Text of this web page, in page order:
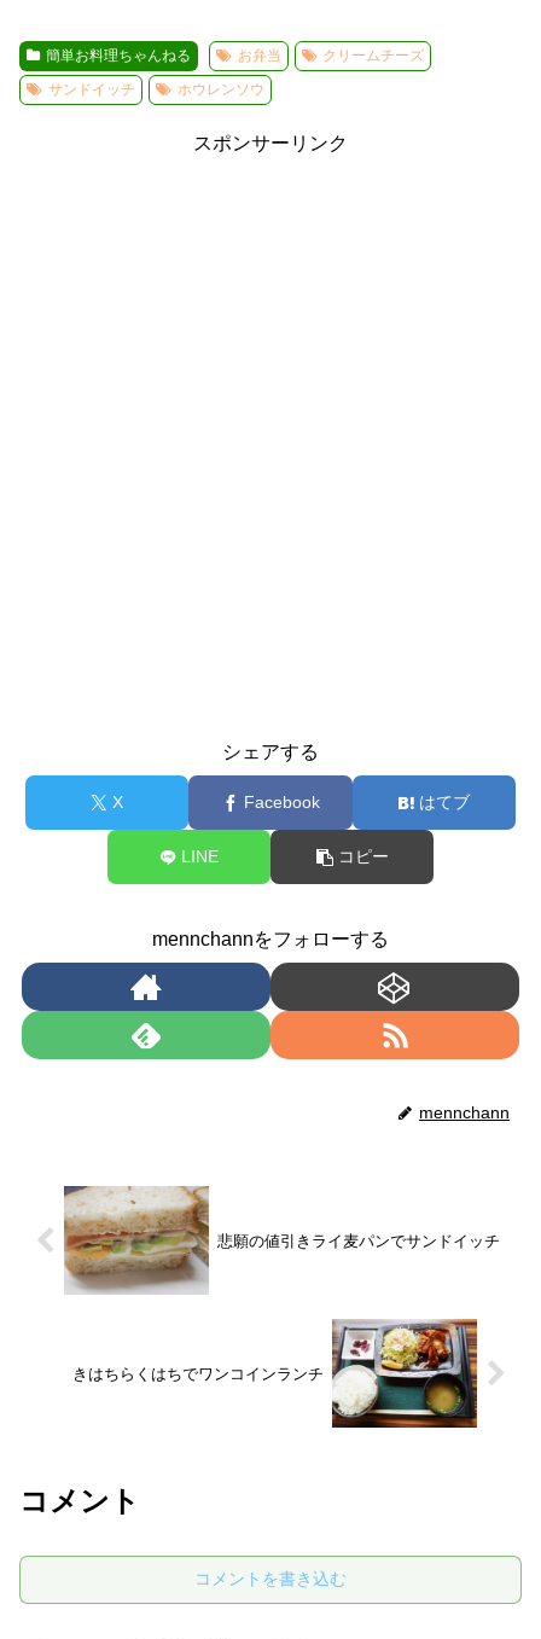
簡単お料理ちゃんねる お弁当
クリームチーズ
サンドイッチ
ホウレンソウ
スポンサーリンク
シェアする
X Facebook はてブ
LINE コピー
mennchannをフォローする
mennchann
悲願の値引きライ麦パンでサンドイッチ
きはちらくはちでワンコインランチ
コメント
コメントを書き込む